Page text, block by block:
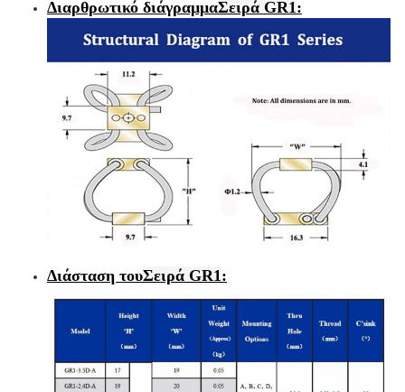
Διαρθρωτικό διάγραμμαΣειρά GR1:
Διάσταση τουΣειρά GR1 :